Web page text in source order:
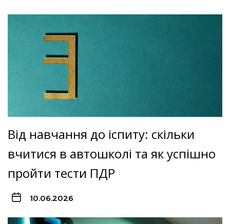
Від навчання до іспиту: скільки
вчитися в автошколі та як успішно
пройти тести ПДР
10.06.2026